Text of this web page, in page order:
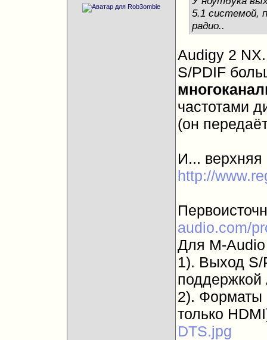
5.1 системой,
радио..
Audigy 2
S/PDIF
частотами
(он
И... верхняя
http://
audio.com/
Для M-
1). Выход S/
поддержкой
2). Форматы
только
DTS.jpg